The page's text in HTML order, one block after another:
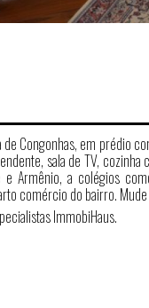
Congonhas, em prédio
sala de TV,
Armênio, a colégios
comércio do bairro.
ImmobiHaus.